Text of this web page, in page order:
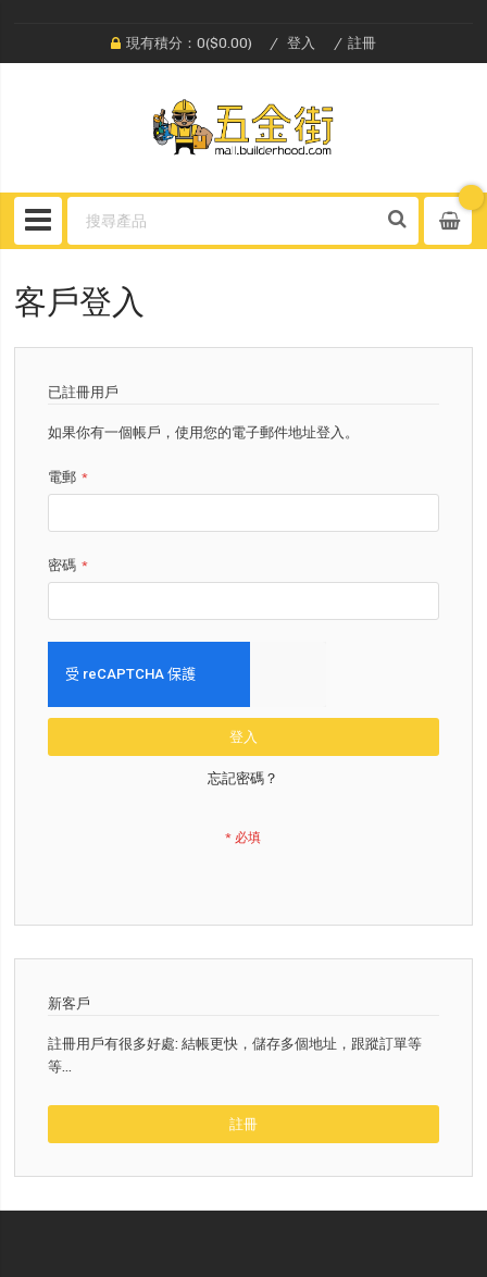
現有積分：0($0.00) 登入 註冊
客戶登入
已註冊用戶
如果你有一個帳戶，使用您的電子郵件地址登入。
電郵
密碼
登入
忘記密碼？
新客戶
註冊用戶有很多好處: 結帳更快，儲存多個地址，跟蹤訂單等
等...
註冊